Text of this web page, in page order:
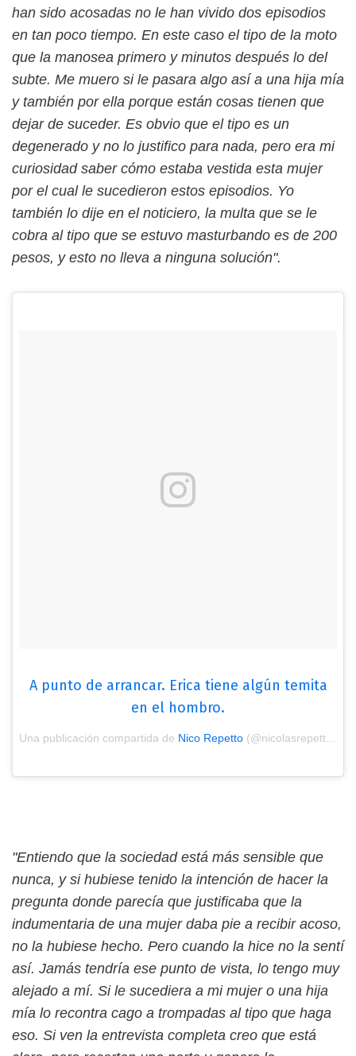
han sido acosadas no le han vivido dos episodios
en tan poco tiempo. En este caso el tipo de la moto
que la manosea primero y minutos después lo del
subte. Me muero si le pasara algo así a una hija mía
y también por ella porque están cosas tienen que
dejar de suceder. Es obvio que el tipo es un
degenerado y no lo justifico para nada, pero era mi
curiosidad saber cómo estaba vestida esta mujer
por el cual le sucedieron estos episodios. Yo
también lo dije en el noticiero, la multa que se le
cobra al tipo que se estuvo masturbando es de 200
pesos, y esto no lleva a ninguna solución".
A punto de arrancar. Erica tiene algún temita
en el hombro.
Una publicación compartida de Nico Repetto (@nicolasrepettook) el
"Entiendo que la sociedad está más sensible que
nunca, y si hubiese tenido la intención de hacer la
pregunta donde parecía que justificaba que la
indumentaria de una mujer daba pie a recibir acoso,
no la hubiese hecho. Pero cuando la hice no la sentí
así. Jamás tendría ese punto de vista, lo tengo muy
alejado a mí. Si le sucediera a mi mujer o una hija
mía lo recontra cago a trompadas al tipo que haga
eso. Si ven la entrevista completa creo que está